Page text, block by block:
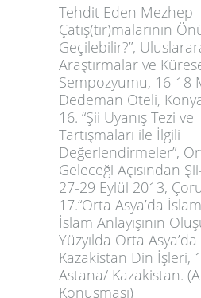
Tehdit Eden Mezhep
Çatış(tır)malarının
Geçilebilir?”,
Araştırmalar ve
Sempozyumu, 16-18
Dedeman Oteli,
16. “Şii Uyanış Tezi
Tartışmaları ile İlgili
Değerlendirmeler”,
Geleceği Açısından
27-29 Eylül 2013,
17.“Orta Asya’da
İslam Anlayışının
Yüzyılda Orta Asya’da
Kazakistan Din İşleri,
Astana/ Kazakistan.
Konuşması)